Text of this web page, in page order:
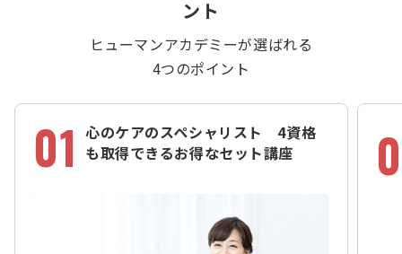
ント
ヒューマンアカデミーが選ばれる
4つのポイント
01 心のケアのスペシャリスト 4資格
も取得できるお得なセット講座